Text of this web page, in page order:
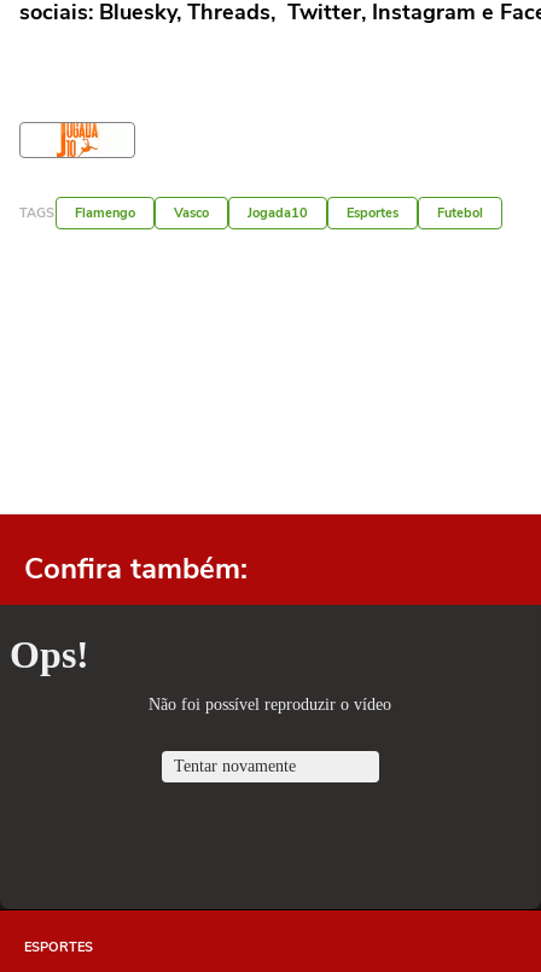
sociais: Bluesky, Threads, Twitter, Instagram e
TAGS Flamengo Vasco Jogada10 Esportes Futebol
Confira também:
ESPORTES